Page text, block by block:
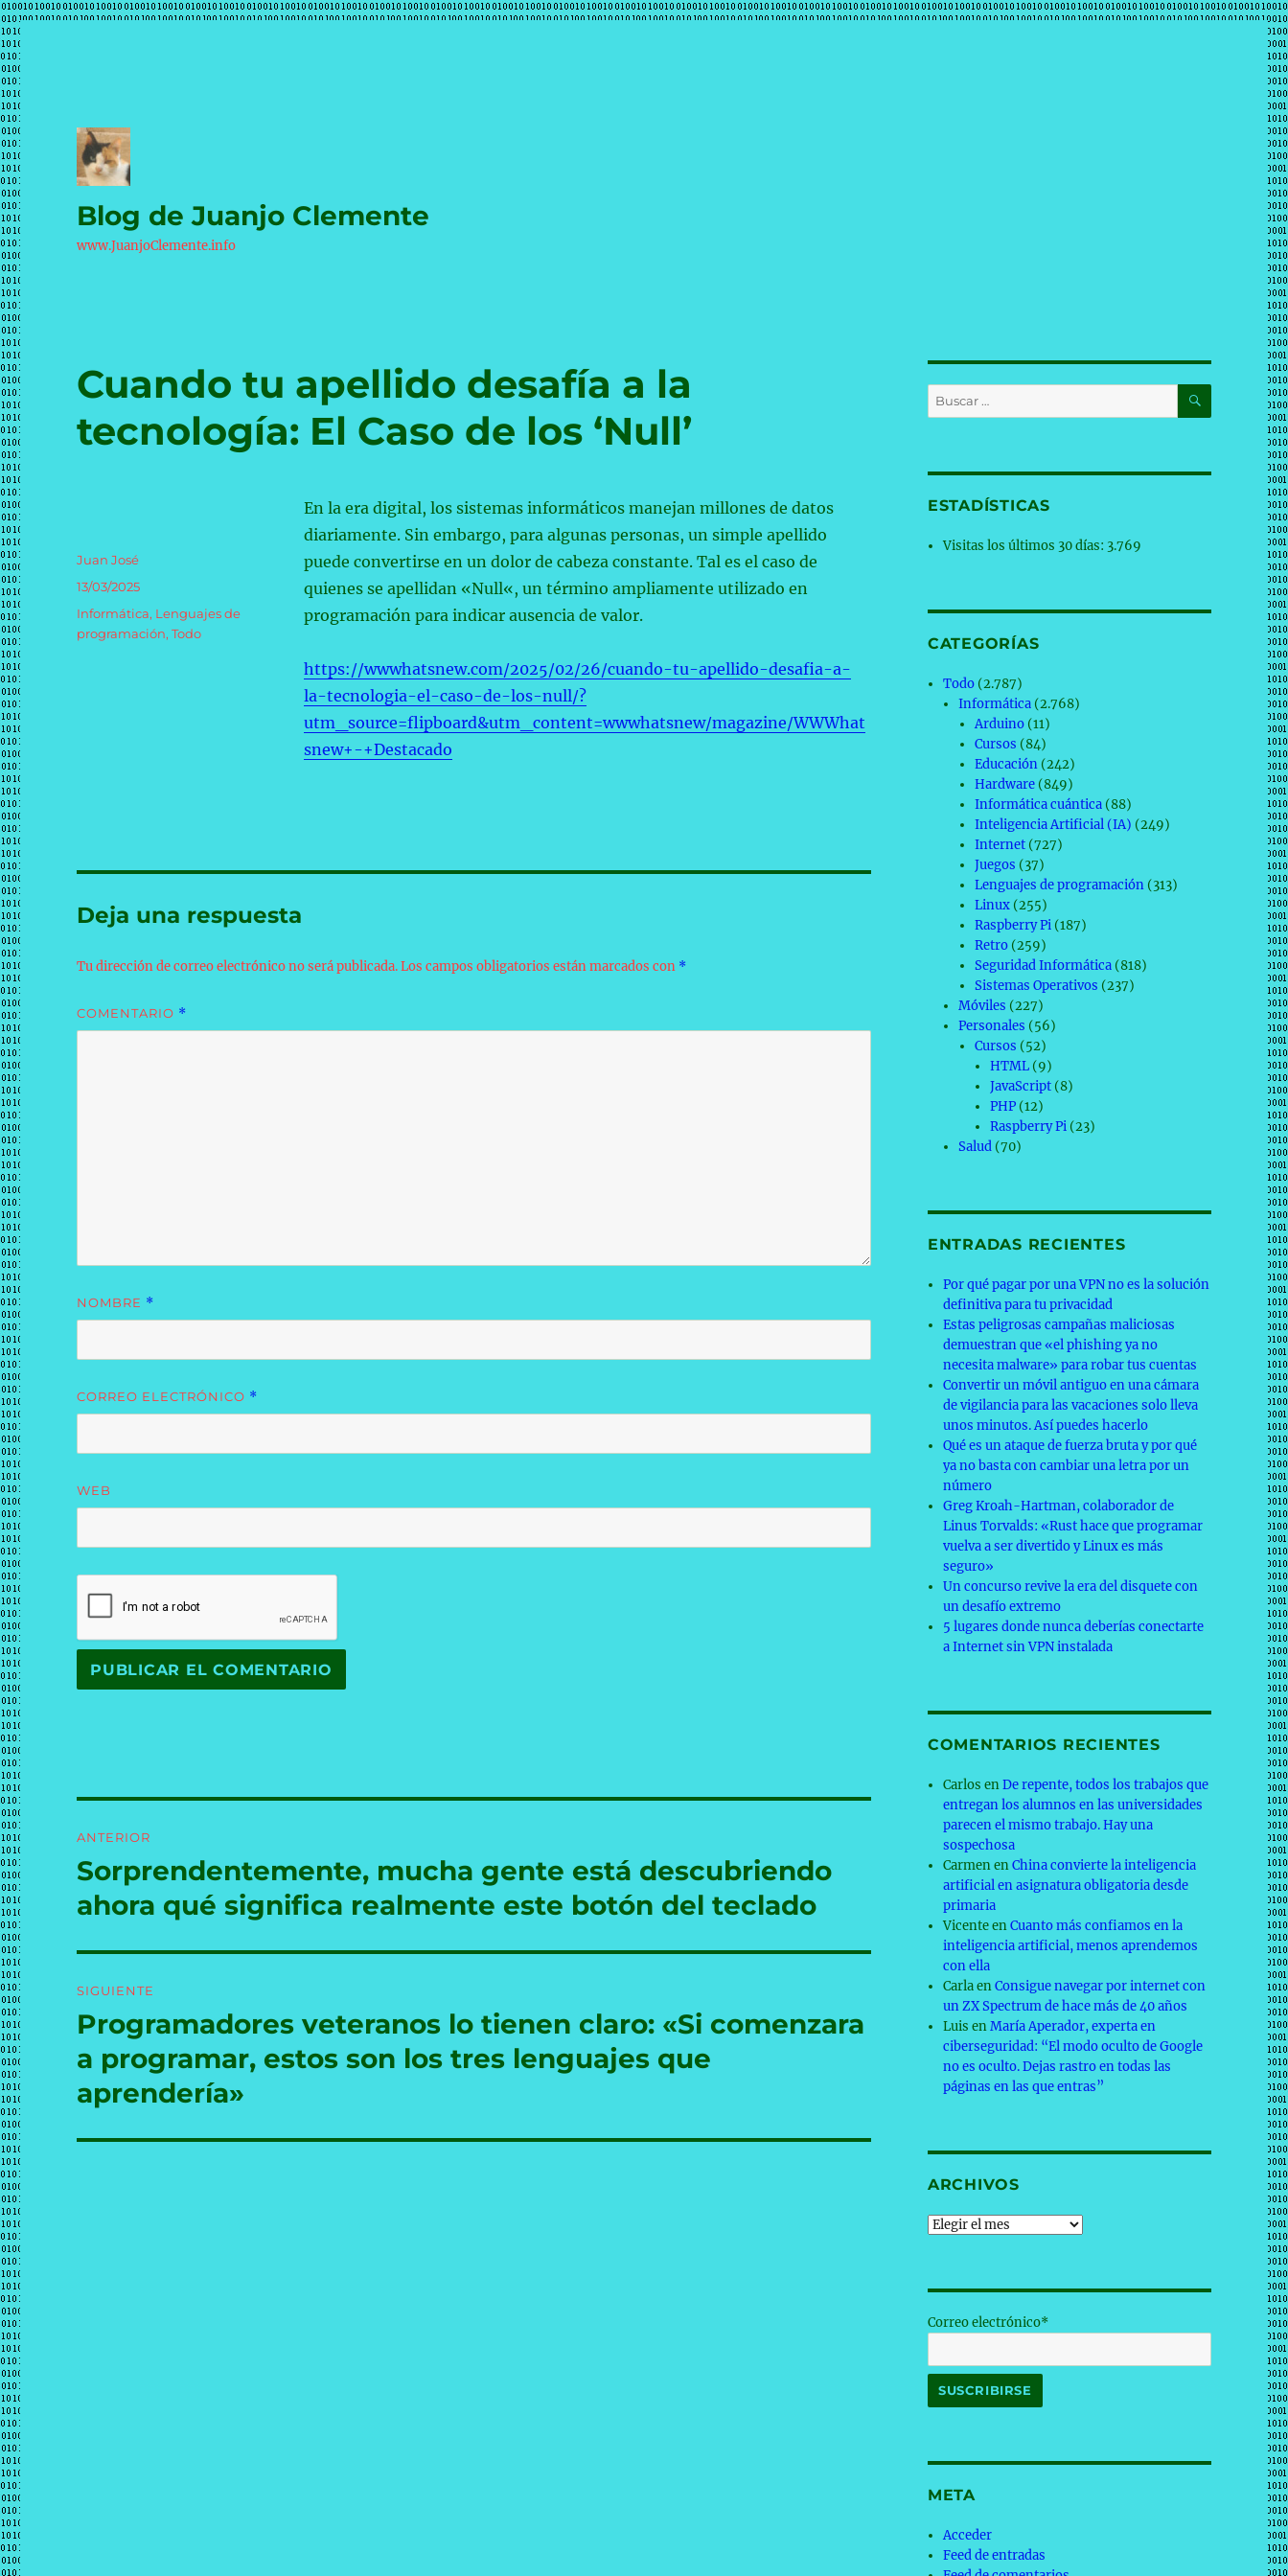
Blog de Juanjo Clemente
www.JuanjoClemente.info
Cuando tu apellido desafía a la
tecnología: El Caso de los ‘Null’
En la era digital, los sistemas informáticos manejan millones de datos
diariamente. Sin embargo, para algunas personas, un simple apellido
puede convertirse en un dolor de cabeza constante. Tal es el caso de
quienes se apellidan «Null«, un término ampliamente utilizado en
programación para indicar ausencia de valor.
https://wwwhatsnew.com/2025/02/26/cuando-tu-apellido-desafia-a-
la-tecnologia-el-caso-de-los-null/?
utm_source=flipboard&utm_content=wwwhatsnew/magazine/WWWhat
snew+-+Destacado
Autor
Juan José
Publicado
13/03/2025
Categorías
Informática, Lenguajes de
programación,Todo
Deja una respuesta
Tu dirección de correo electrónico no será publicada.Los campos obligatorios están marcados con *
COMENTARIO *
NOMBRE *
CORREO ELECTRÓNICO *
WEB
de
entradas
ANTERIOR
Entrada
anterior:
Sorprendentemente, mucha gente está descubriendo
ahora qué significa realmente este botón del teclado
SIGUIENTE
Entrada
Programadores veteranos lo tienen claro: «Si comenzara
a programar, estos son los tres lenguajes que
aprendería»
Buscar
por:
BUSCAR
ESTADÍSTICAS
Visitas los últimos 30 días: 3.769
CATEGORÍAS
Todo (2.787)
Informática (2.768)
Arduino(11)
Cursos (84)
Educación(242)
Hardware(849)
Informática cuántica(88)
Inteligencia Artificial (IA) (249)
Internet(727)
Juegos (37)
Lenguajes de programación(313)
Linux(255)
Raspberry Pi(187)
Retro(259)
Seguridad Informática(818)
Sistemas Operativos (237)
Móviles (227)
Personales (56)
Cursos (52)
HTML(9)
JavaScript(8)
PHP(12)
Raspberry Pi(23)
Salud (70)
ENTRADAS RECIENTES
Por qué pagar por una VPN no es la solución
definitiva para tu privacidad
Estas peligrosas campañas maliciosas
demuestran que «el phishing ya no
necesita malware» para robar tus cuentas
Convertir un móvil antiguo en una cámara
de vigilancia para las vacaciones solo lleva
unos minutos. Así puedes hacerlo
Qué es un ataque de fuerza bruta y por qué
ya no basta con cambiar una letra por un
número
Greg Kroah-Hartman, colaborador de
Linus Torvalds: «Rust hace que programar
vuelva a ser divertido y Linux es más
seguro»
Un concurso revive la era del disquete con
un desafío extremo
5 lugares donde nunca deberías conectarte
a Internet sin VPN instalada
COMENTARIOS RECIENTES
Carlos enDe repente, todos los trabajos que
entregan los alumnos en las universidades
parecen el mismo trabajo. Hay una
sospechosa
CarmenenChina convierte la inteligencia
artificial en asignatura obligatoria desde
primaria
VicenteenCuanto más confiamos en la
inteligencia artificial, menos aprendemos
con ella
CarlaenConsigue navegar por internet con
un ZX Spectrum de hace más de 40 años
Luis enMaría Aperador, experta en
ciberseguridad: “El modo oculto de Google
no es oculto. Dejas rastro en todas las
páginas en las que entras”
ARCHIVOS
Archivos
Correo electrónico*
META
Acceder
Feed de entradas